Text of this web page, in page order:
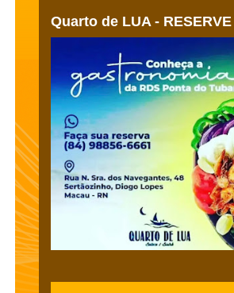
Quarto de LUA - RESERVE